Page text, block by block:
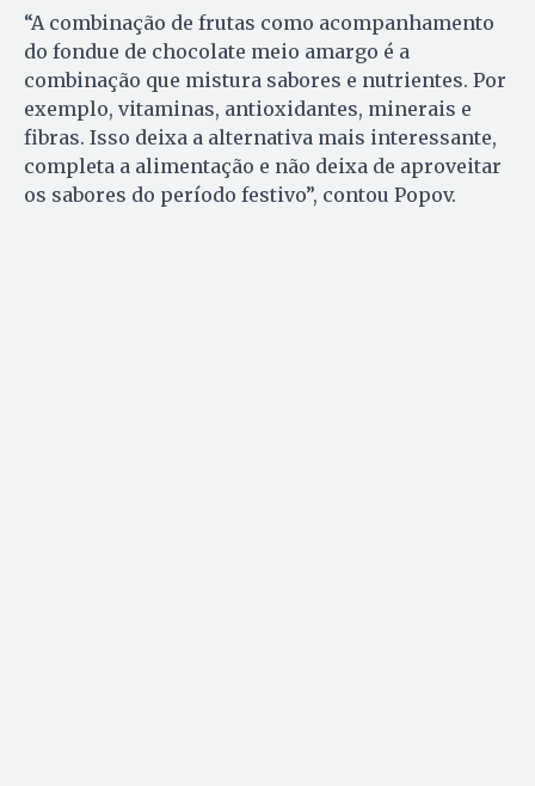
“A combinação de frutas como acompanhamento
do fondue de chocolate meio amargo é a
combinação que mistura sabores e nutrientes. Por
exemplo, vitaminas, antioxidantes, minerais e
fibras. Isso deixa a alternativa mais interessante,
completa a alimentação e não deixa de aproveitar
os sabores do período festivo”, contou Popov.